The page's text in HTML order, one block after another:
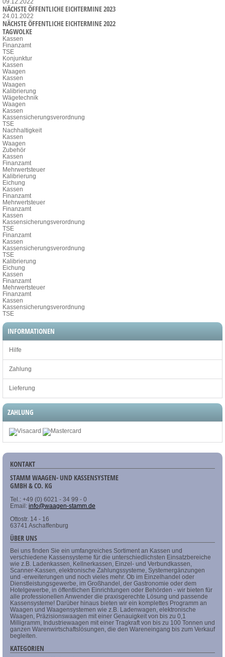
09.12.2022
NÄCHSTE ÖFFENTLICHE EICHTERMINE 2023
24.01.2022
NÄCHSTE ÖFFENTLICHE EICHTERMINE 2022
TAGWOLKE
Kassen
Finanzamt
TSE
Konjunktur
Kassen
Waagen
Kassen
Waagen
Kalibrierung
Wägetechnik
Waagen
Kassen
Kassensicherungsverordnung
TSE
Nachhaltigkeit
Kassen
Waagen
Zubehör
Kassen
Finanzamt
Mehrwertsteuer
Kalibrierung
Eichung
Kassen
Finanzamt
Mehrwertsteuer
Finanzamt
Kassen
Kassensicherungsverordnung
TSE
Finanzamt
Kassen
Kassensicherungsverordnung
TSE
Kalibrierung
Eichung
Kassen
Finanzamt
Mehrwertsteuer
Finanzamt
Kassen
Kassensicherungsverordnung
TSE
INFORMATIONEN
Hilfe
Zahlung
Lieferung
ZAHLUNG
KONTAKT
STAMM WAAGEN- UND KASSENSYSTEME
GMBH & CO. KG
Tel.: +49 (0) 6021 - 34 99 - 0
Email: info@waagen-stamm.de
Ottostr. 14 - 16
63741 Aschaffenburg
ÜBER UNS
Bei uns finden Sie ein umfangreiches Sortiment an Kassen und
verschiedene Kassensysteme für die unterschiedlichsten Einsatzbereiche
wie z.B. Ladenkassen, Kellnerkassen, Einzel- und Verbundkassen,
Scanner-Kassen, elektronische Zahlungssysteme, Systemergänzungen
und -erweiterungen und noch vieles mehr. Ob im Einzelhandel oder
Dienstleistungsgewerbe, im Großhandel, der Gastronomie oder dem
Hotelgewerbe, in öffentlichen Einrichtungen oder Behörden - wir bieten für
alle professionellen Anwender die praxisgerechte Lösung und passende
Kassensysteme! Darüber hinaus bieten wir ein komplettes Programm an
Waagen und Waagensystemen wie z.B. Ladenwagen, elektronische
Waagen, Präzisionswaagen mit einer Genauigkeit von bis zu 0,1
Milligramm, Industriewaagen mit einer Tragkraft von bis zu 100 Tonnen und
ganzen Warenwirtschaftslösungen, die den Wareneingang bis zum Verkauf
begleiten.
KATEGORIEN